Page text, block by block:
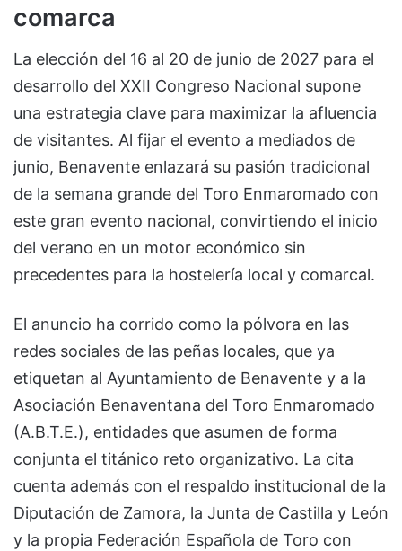
comarca
La elección del 16 al 20 de junio de 2027 para el
desarrollo del XXII Congreso Nacional supone
una estrategia clave para maximizar la afluencia
de visitantes. Al fijar el evento a mediados de
junio, Benavente enlazará su pasión tradicional
de la semana grande del Toro Enmaromado con
este gran evento nacional, convirtiendo el inicio
del verano en un motor económico sin
precedentes para la hostelería local y comarcal.
El anuncio ha corrido como la pólvora en las
redes sociales de las peñas locales, que ya
etiquetan al Ayuntamiento de Benavente y a la
Asociación Benaventana del Toro Enmaromado
(A.B.T.E.), entidades que asumen de forma
conjunta el titánico reto organizativo. La cita
cuenta además con el respaldo institucional de la
Diputación de Zamora, la Junta de Castilla y León
y la propia Federación Española de Toro con